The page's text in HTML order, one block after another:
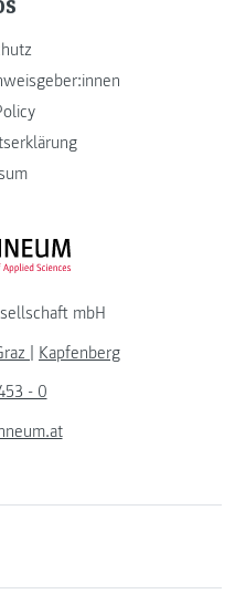
FH JOANNEUM Logo
mbH
| Kapfenberg
- 0